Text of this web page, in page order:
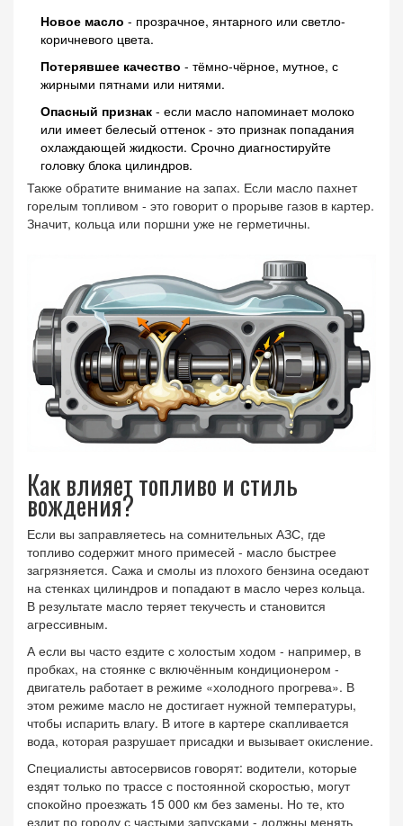
Новое масло - прозрачное, янтарного или светло-
коричневого цвета.
Потерявшее качество - тёмно-чёрное, мутное, с
жирными пятнами или нитями.
Опасный признак - если масло напоминает молоко
или имеет белесый оттенок - это признак попадания
охлаждающей жидкости. Срочно диагностируйте
головку блока цилиндров.
Также обратите внимание на запах. Если масло пахнет
горелым топливом - это говорит о прорыве газов в картер.
Значит, кольца или поршни уже не герметичны.
Как влияет топливо и стиль
вождения?
Если вы заправляетесь на сомнительных АЗС, где
топливо содержит много примесей - масло быстрее
загрязняется. Сажа и смолы из плохого бензина оседают
на стенках цилиндров и попадают в масло через кольца.
В результате масло теряет текучесть и становится
агрессивным.
А если вы часто ездите с холостым ходом - например, в
пробках, на стоянке с включённым кондиционером -
двигатель работает в режиме «холодного прогрева». В
этом режиме масло не достигает нужной температуры,
чтобы испарить влагу. В итоге в картере скапливается
вода, которая разрушает присадки и вызывает окисление.
Специалисты автосервисов говорят: водители, которые
ездят только по трассе с постоянной скоростью, могут
спокойно проезжать 15 000 км без замены. Но те, кто
ездит по городу с частыми запусками - должны менять